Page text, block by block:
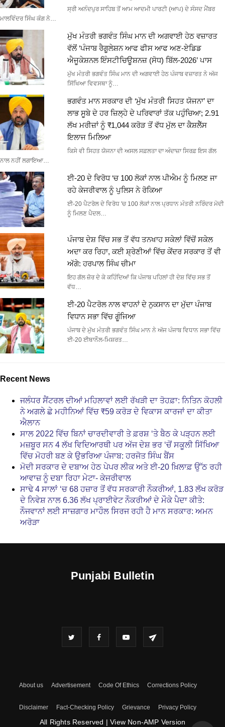
ਸ੍ਰੀ ਅਨੰਦਪੁਰ ਸਾਹਿਬ ਤੋਂ ਆਮ ਆਦਮੀ ਪਾਰਟੀ (ਆਪ) ਦੇ ਸੰਸਦ ਮੈਂਬਰ
ਮਾਲਵਿੰਦਰ ਸਿੰਘ ਕੰਗ ਨੇ…
ਮੁੱਖ ਮੰਤਰੀ ਭਗਵੰਤ ਸਿੰਘ ਮਾਨ ਦੀ ਅਗਵਾਈ ਹੇਠ ਵਜ਼ਾਰਤ
ਵੱਲੋਂ ‘ਪੰਜਾਬ ਰੈਗੂਲੇਸ਼ਨ ਆਫ ਫੀਸ ਆਫ ਅਣ-ਏਡਿਡ
ਐਜੂਕੇਸ਼ਨਲ ਇੰਸਟੀਚਿਊਸ਼ਨਜ਼ (ਸੋਧ) ਬਿੱਲ-2026’ ਪਾਸ
ਮੁੱਖ ਮੰਤਰੀ ਭਗਵੰਤ ਸਿੰਘ ਮਾਨ ਦੀ ਅਗਵਾਈ ਹੇਠ ਪੰਜਾਬ ਵਜ਼ਾਰਤ ਨੇ ਅੱਜ
ਸਿੱਖਿਆ ਵਿਵਸਥਾ ਨੂੰ…
ਭਗਵੰਤ ਮਾਨ ਸਰਕਾਰ ਦੀ ‘ਮੁੱਖ ਮੰਤਰੀ ਸਿਹਤ ਯੋਜਨਾ’ ਦਾ
ਲਾਭ ਸੂਬੇ ਦੇ ਹਰ ਜ਼ਿਲ੍ਹੇ ਦੇ ਪਰਿਵਾਰਾਂ ਤੱਕ ਪਹੁੰਚਿਆ; 2.91
ਲੱਖ ਮਰੀਜ਼ਾਂ ਨੂੰ ₹1,044 ਕਰੋੜ ਤੋਂ ਵੱਧ ਮੁੱਲ ਦਾ ਕੈਸ਼ਲੈੱਸ
ਇਲਾਜ ਮਿਲਿਆ
ਕਿਸੇ ਵੀ ਸਿਹਤ ਯੋਜਨਾ ਦੀ ਅਸਲ ਸਫ਼ਲਤਾ ਦਾ ਅੰਦਾਜ਼ਾ ਸਿਰਫ਼ ਇਸ ਗੱਲ
ਨਾਲ ਨਹੀਂ ਲਗਾਇਆ…
ਈ-20 ਦੇ ਵਿਰੋਧ ‘ਚ 100 ਲੋਕਾਂ ਨਾਲ ਪੀਐਮ ਨੂੰ ਮਿਲਣ ਜਾ
ਰਹੇ ਕੇਜਰੀਵਾਲ ਨੂੰ ਪੁਲਿਸ ਨੇ ਰੋਕਿਆ
ਈ-20 ਪੈਟਰੋਲ ਦੇ ਵਿਰੋਧ 'ਚ 100 ਲੋਕਾਂ ਨਾਲ ਪ੍ਰਧਾਨ ਮੰਤਰੀ ਨਰਿੰਦਰ ਮੋਦੀ
ਨੂੰ ਮਿਲਣ ਪੈਦਲ…
ਪੰਜਾਬ ਦੇਸ਼ ਵਿੱਚ ਸਭ ਤੋਂ ਵੱਧ ਤਨਖਾਹ ਸਕੇਲਾਂ ਵਿੱਚੋਂ ਸਕੇਲ
ਅਦਾ ਕਰ ਰਿਹਾ, ਕਈ ਸ਼੍ਰੇਣੀਆਂ ਵਿੱਚ ਕੇਂਦਰ ਸਰਕਾਰ ਤੋਂ ਵੀ
ਅੱਗੇ: ਹਰਪਾਲ ਸਿੰਘ ਚੀਮਾ
ਇਹ ਗੱਲ ਜ਼ੋਰ ਦੇ ਕੇ ਕਹਿੰਦਿਆਂ ਕਿ ਪੰਜਾਬ ਪਹਿਲਾਂ ਹੀ ਦੇਸ਼ ਵਿੱਚ ਸਭ ਤੋਂ
ਵੱਧ…
ਈ-20 ਪੈਟਰੋਲ ਨਾਲ ਵਾਹਨਾਂ ਦੇ ਨੁਕਸਾਨ ਦਾ ਮੁੱਦਾ ਪੰਜਾਬ
ਵਿਧਾਨ ਸਭਾ ਵਿੱਚ ਗੂੰਜਿਆ
ਪੰਜਾਬ ਦੇ ਮੁੱਖ ਮੰਤਰੀ ਭਗਵੰਤ ਸਿੰਘ ਮਾਨ ਨੇ ਅੱਜ ਪੰਜਾਬ ਵਿਧਾਨ ਸਭਾ ਵਿੱਚ
ਈ-20 ਈਥਾਨੌਲ-ਮਿਸ਼ਰਤ…
Recent News
ਜਲੰਧਰ ਸੈਂਟਰਲ ਦੀਆਂ ਮਹਿਲਾਵਾਂ ਲਈ ਰੱਖੜੀ ਦਾ ਤੋਹਫ਼ਾ: ਨਿਤਿਨ ਕੋਹਲੀ
ਨੇ ਅਗਲੇ ਛੇ ਮਹੀਨਿਆਂ ਵਿੱਚ ₹59 ਕਰੋੜ ਦੇ ਵਿਕਾਸ ਕਾਰਜਾਂ ਦਾ ਕੀਤਾ
ਐਲਾਨ
ਸਾਲ 2022 ਵਿੱਚ ਬਿਨਾਂ ਚਾਰਦੀਵਾਰੀ ਤੇ ਫ਼ਰਸ਼ ‘ਤੇ ਬੈਠ ਕੇ ਪੜ੍ਹਨ ਲਈ
ਮਜ਼ਬੂਰ ਸਨ 4 ਲੱਖ ਵਿਦਿਆਰਥੀ ਪਰ ਅੱਜ ਦੇਸ਼ ਭਰ ‘ਚੋਂ ਸਕੂਲੀ ਸਿੱਖਿਆ
ਵਿੱਚ ਮੋਹਰੀ ਬਣ ਕੇ ਉਭਰਿਆ ਪੰਜਾਬ: ਹਰਜੋਤ ਸਿੰਘ ਬੈਂਸ
ਮੋਦੀ ਸਰਕਾਰ ਦੇ ਦਬਾਅ ਹੇਠ ਪੇਪਰ ਲੀਕ ਅਤੇ ਈ-20 ਖ਼ਿਲਾਫ਼ ਉੱਠ ਰਹੀ
ਆਵਾਜ਼ ਨੂੰ ਦਬਾ ਰਿਹਾ ਮੇਟਾ- ਕੇਜਰੀਵਾਲ
ਸਾਢੇ 4 ਸਾਲਾਂ ‘ਚ 68 ਹਜ਼ਾਰ ਤੋਂ ਵੱਧ ਸਰਕਾਰੀ ਨੌਕਰੀਆਂ, 1.83 ਲੱਖ ਕਰੋੜ
ਦੇ ਨਿਵੇਸ਼ ਨਾਲ 6.36 ਲੱਖ ਪ੍ਰਾਈਵੇਟ ਨੌਕਰੀਆਂ ਦੇ ਮੌਕੇ ਪੈਦਾ ਕੀਤੇ:
ਨੌਜਵਾਨਾਂ ਲਈ ਸਾਜ਼ਗਾਰ ਮਾਹੌਲ ਸਿਰਜ ਰਹੀ ਹੈ ਮਾਨ ਸਰਕਾਰ: ਅਮਨ
ਅਰੋੜਾ
Punjabi Bulletin
About us Advertisement Code Of Ethics Corrections Policy
Disclaimer Fact-Checking Policy Grievance Privacy Policy
All Rights Reserved | View Non-AMP Version